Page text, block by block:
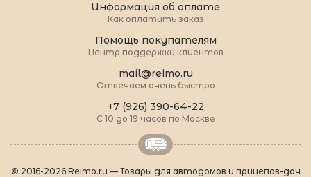
Информация об оплате
Как оплатить заказ
Помощь покупателям
Центр поддержки клиентов
mail@reimo.ru
Отвечаем очень быстро
+7 (926) 390-64-22
С 10 до 19 часов по Москве
© 2016-2026 Reimo.ru — Товары для автодомов и прицепов-дач